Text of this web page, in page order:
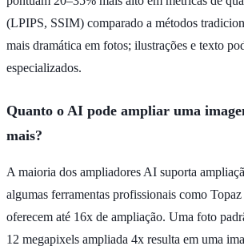
(LPIPS, SSIM) comparado a métodos
mais dramática em fotos; ilustrações e texto
especializados.
Quanto o AI pode ampliar uma
mais?
A maioria dos ampliadores AI suporta
algumas ferramentas profissionais como
oferecem até 16x de ampliação. Uma foto
12 megapixels ampliada 4x resulta em uma